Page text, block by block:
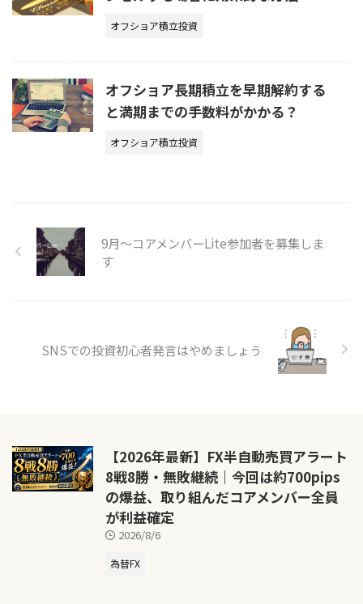
オフショア積立投資
オフショア長期積立を早期解約する
と満期までの手数料がかかる？
オフショア積立投資
9月〜コアメンバーLite参加者を募集しま
す
SNSでの投資初心者発言はやめましょう
【2026年最新】FX半自動売買アラート
8戦8勝・無敗継続｜今回は約700pips
の爆益、取り組んだコアメンバー全員
が利益確定
2026/8/6
為替FX